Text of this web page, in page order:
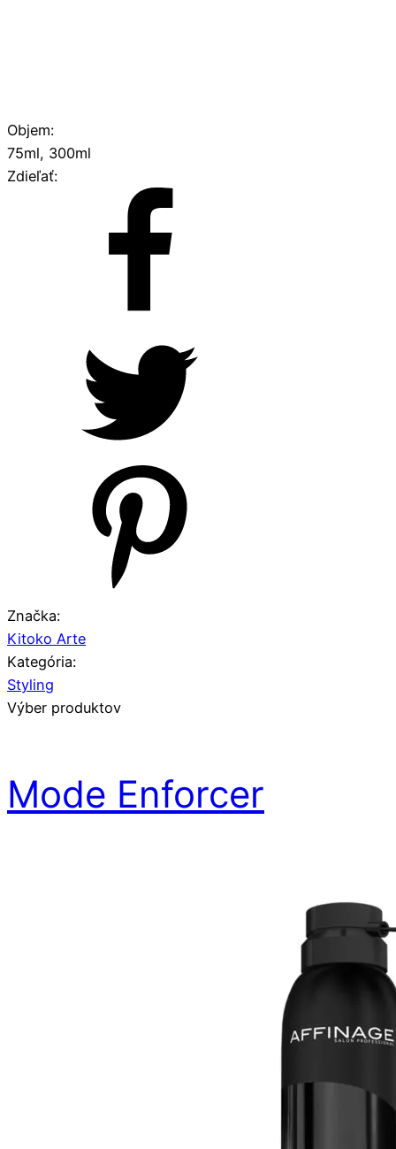
Objem:
75ml, 300ml
Zdieľať:
Značka:
Kitoko Arte
Kategória:
Styling
Výber produktov
Mode Enforcer